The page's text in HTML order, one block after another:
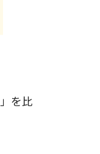
」を比